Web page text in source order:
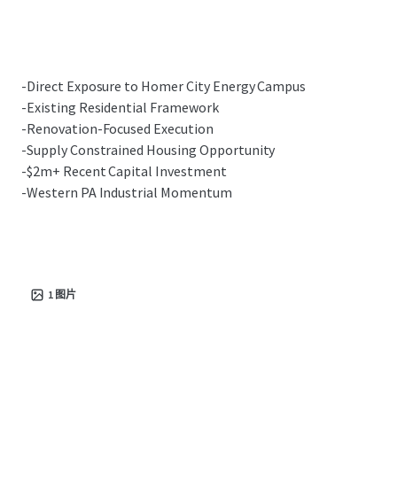
-Direct Exposure to Homer City Energy Campus
-Existing Residential Framework
-Renovation-Focused Execution
-Supply Constrained Housing Opportunity
-$2m+ Recent Capital Investment
-Western PA Industrial Momentum
1 图片